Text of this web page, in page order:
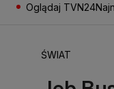
Oglądaj TVN24
ŚWIAT